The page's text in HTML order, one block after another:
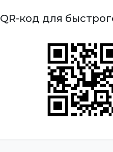
QR-код для